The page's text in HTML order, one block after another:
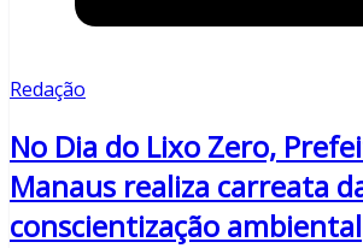
Redação
No Dia do Lixo Zero,
Manaus realiza carreata
conscientização ambiental